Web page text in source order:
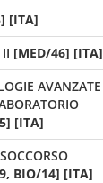
[ITA]
[MED/46] [ITA]
AVANZATE
[ITA]
BIO/14] [ITA]